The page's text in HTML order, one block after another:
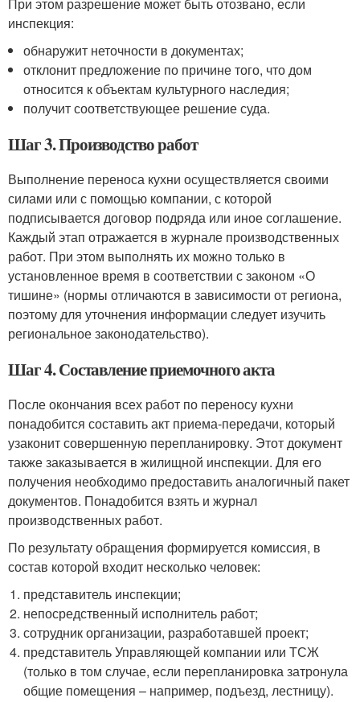
инспекция:
обнаружит неточности в документах;
отклонит предложение по причине того, что дом
относится к объектам культурного наследия;
получит соответствующее решение суда.
Шаг 3. Производство работ
Выполнение переноса кухни осуществляется своими
силами или с помощью компании, с которой
подписывается договор подряда или иное соглашение.
Каждый этап отражается в журнале производственных
работ. При этом выполнять их можно только в
установленное время в соответствии с законом «О
тишине» (нормы отличаются в зависимости от региона,
поэтому для уточнения информации следует изучить
региональное законодательство).
Шаг 4. Составление приемочного акта
После окончания всех работ по переносу кухни
понадобится составить акт приема-передачи, который
узаконит совершенную перепланировку. Этот документ
также заказывается в жилищной инспекции. Для его
получения необходимо предоставить аналогичный пакет
документов. Понадобится взять и журнал
производственных работ.
По результату обращения формируется комиссия, в
состав которой входит несколько человек:
представитель инспекции;
непосредственный исполнитель работ;
сотрудник организации, разработавшей проект;
представитель Управляющей компании или ТСЖ
(только в том случае, если перепланировка затронула
общие помещения – например, подъезд, лестницу).